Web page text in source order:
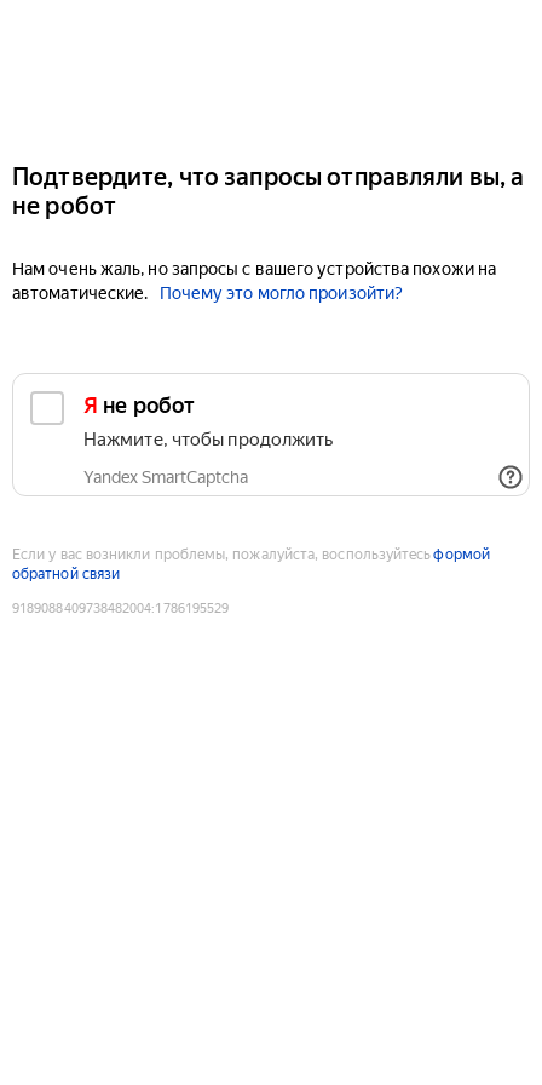
Подтвердите, что запросы отправляли вы, а
не робот
Нам очень жаль, но запросы с вашего устройства похожи на
автоматические.
Почему это могло произойти?
Я не робот
Нажмите, чтобы продолжить
Yandex SmartCaptcha
Если у вас возникли проблемы, пожалуйста, воспользуйтесьформой
обратной связи
9189088409738482004:1786195529